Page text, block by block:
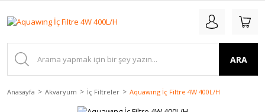
ARA
Anasayfa Akvaryum İç Filtreler Aquawıng İç Filtre 4W 400L/H